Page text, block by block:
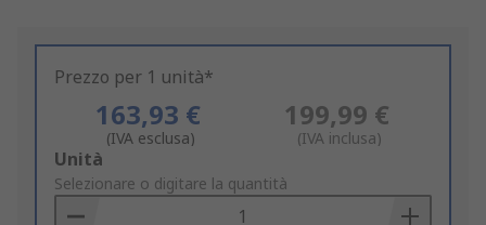
Prezzo per 1 unità*
163,93 €
(IVA esclusa)
199,99 €
(IVA inclusa)
Add
to
Basket
Unità
Selezionare o digitare la quantità